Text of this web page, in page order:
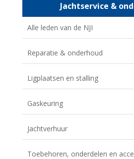
Jachtservice &
Alle leden van de NJI
Reparatie & onderhoud
Ligplaatsen en stalling
Gaskeuring
Jachtverhuur
Toebehoren, onderdelen en